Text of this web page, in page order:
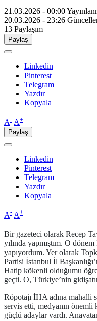
21.03.2026 - 00:00
20.03.2026 - 23:26
13 Paylaşım
Paylaş
Linkedin
Pinterest
Telegram
Yazdır
Kopyala
A- A+
Paylaş
Linkedin
Pinterest
Telegram
Yazdır
Kopyala
A- A+
Bir gazeteci olarak Recep
yılında yapmıştım. O
yapıyordum. Yer olarak
Partisi İstanbul İl
Hatip kökenli olduğumu
geçti. O, Türkiye’nin
Röpotajı İHA adına mahalli
servis etti, medyanın önemli
güçlü adaylar vardı.